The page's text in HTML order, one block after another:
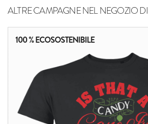
ALTRE CAMPAGNE NEL NEGOZIO DI
100 % ECOSOSTENIBILE